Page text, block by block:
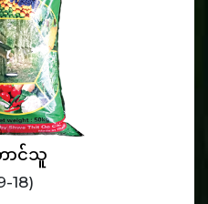
ာင်သူ
18)